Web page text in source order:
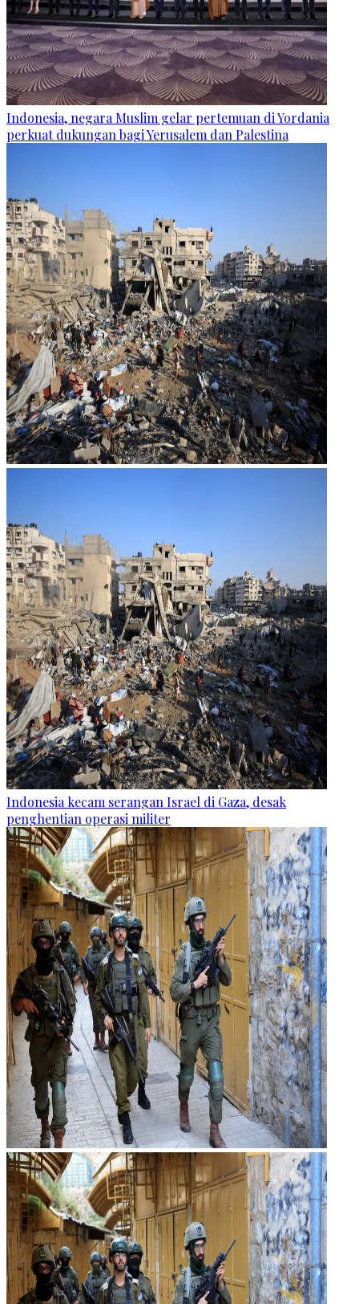
Indonesia, negara Muslim gelar pertemuan di Yordania
perkuat dukungan bagi Yerusalem dan Palestina
Indonesia kecam serangan Israel di Gaza, desak
penghentian operasi militer